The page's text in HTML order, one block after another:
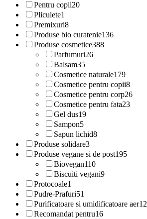
Pentru copii20
Pliculete1
Premixuri8
Produse bio curatenie136
Produse cosmetice388
Parfumuri26
Balsam35
Cosmetice naturale179
Cosmetice pentru copii8
Cosmetice pentru corp26
Cosmetice pentru fata23
Gel dus19
Sampon5
Sapun lichid8
Produse solidare3
Produse vegane si de post195
Biovegan110
Biscuiti vegani9
Protocoale1
Pudre-Prafuri51
Purificatoare si umidificatoare aer12
Recomandat pentru16